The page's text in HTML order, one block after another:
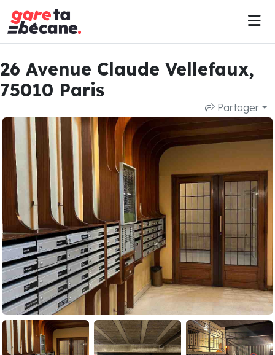
26 Avenue Claude Vellefaux,
75010 Paris
Partager